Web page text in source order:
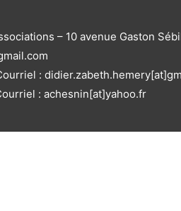
– 10 avenue Gaston
:
: achesnin[at]yahoo.fr